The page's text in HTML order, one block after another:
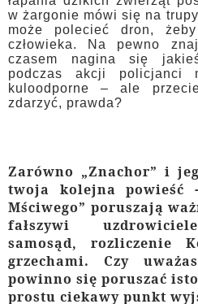
w żargonie mówi się na
może polecieć dron,
człowieka. Na pewno
czasem nagina się
podczas akcji policjanci
kuloodporne – ale
zdarzyć, prawda?
Zarówno „Znachor” i
twoja kolejna powieść -
Mściwego” poruszają
fałszywi
samosąd, rozliczenie
grzechami. Czy
powinno się poruszać
prostu ciekawy punkt